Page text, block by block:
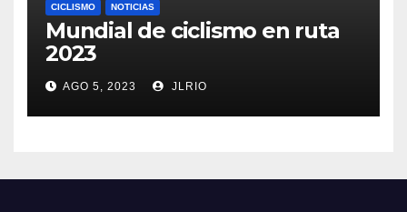
CICLISMO NOTICIAS
Mundial de ciclismo en ruta
2023
AGO 5, 2023 JLRIO